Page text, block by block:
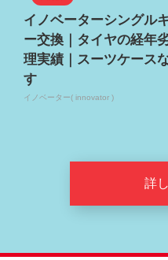
イノベーターシングル
ー交換｜タイヤの経年
理実績｜スーツケース
す
イノベーター( innovator )
詳